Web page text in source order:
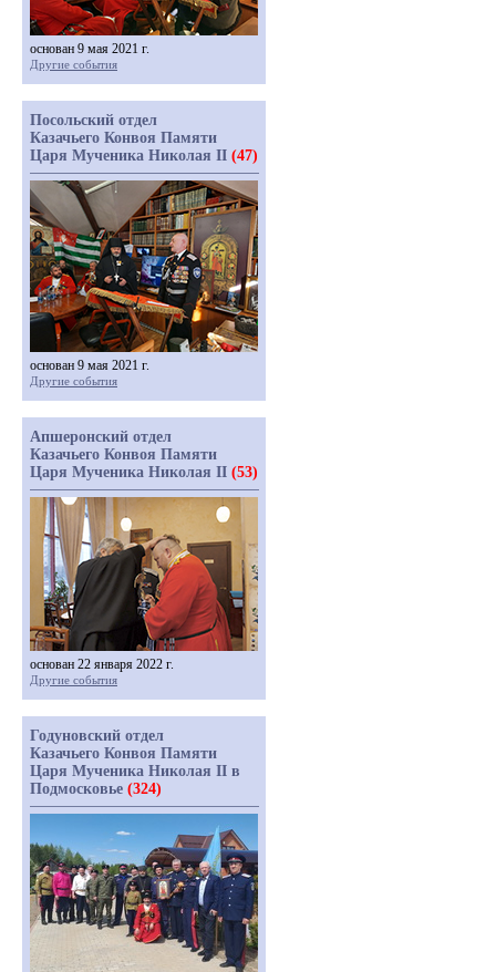
основан 9 мая 2021 г.
Другие события
Посольский отдел
Казачьего Конвоя Памяти
Царя Мученика Николая II (47)
основан 9 мая 2021 г.
Другие события
Апшеронский отдел
Казачьего Конвоя Памяти
Царя Мученика Николая II (53)
основан 22 января 2022 г.
Другие события
Годуновский отдел
Казачьего Конвоя Памяти
Царя Мученика Николая II в
Подмосковье (324)